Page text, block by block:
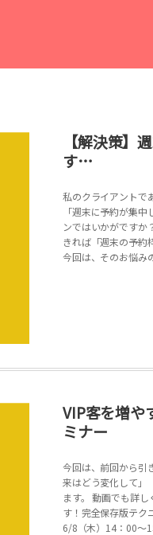
【解決策】
す…
私のクライアントで
「週末に予約が集
ンではいかがですか
きれば「週末の予約
今回は、そのお悩み
VIP客を増や
ミナー
今回は、前回から引
来はどう変化して」
ます。 動画でも詳
す！完全保存版テク
6/8（木）14：00～